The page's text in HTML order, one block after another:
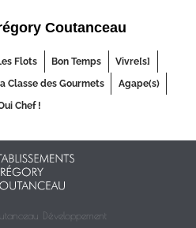
Coutanceau
Flots Bon Temps
Vivre[s]
Classe des Gourmets
Agape(s)
Chef !
Développement